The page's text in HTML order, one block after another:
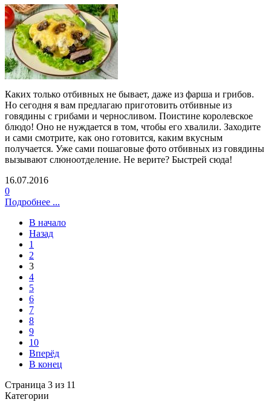
Каких только отбивных не бывает, даже из фарша и грибов.
Но сегодня я вам предлагаю приготовить отбивные из
говядины с грибами и черносливом. Поистине королевское
блюдо! Оно не нуждается в том, чтобы его хвалили. Заходите
и сами смотрите, как оно готовится, каким вкусным
получается. Уже сами пошаговые фото отбивных из говядины
вызывают слюноотделение. Не верите? Быстрей сюда!
16.07.2016
0
Подробнее ...
В начало
Назад
1
2
3
4
5
6
7
8
9
10
Вперёд
В конец
Страница 3 из 11
Категории